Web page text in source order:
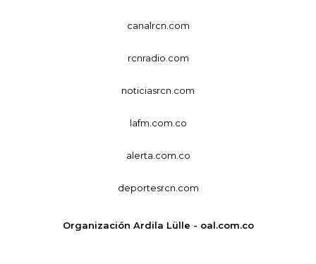
canalrcn.com
rcnradio.com
noticiasrcn.com
lafm.com.co
alerta.com.co
deportesrcn.com
Organización Ardila Lülle - oal.com.co